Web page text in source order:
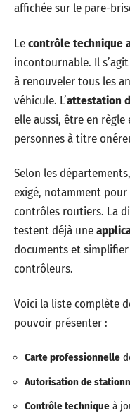
affichée sur le pare-
Lecontrôle technique
incontournable. Il
à renouveler tous les
véhicule. L’attestation
elle aussi, être en
personnes à titre
Selon les
exigé, notamment
contrôles routiers. La
testent déjà une
documents et
contrôleurs.
Voici la liste complète
pouvoir présenter :
Carte professionnelle
Autorisation de
Contrôle technique à